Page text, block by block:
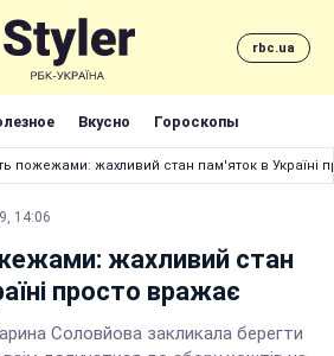
rbc.ua
Вкусно Гороскопы
пожежами: жахливий стан пам'яток в Україні
14:06
жахливий стан
просто вражає
Соловйова закликала берегти